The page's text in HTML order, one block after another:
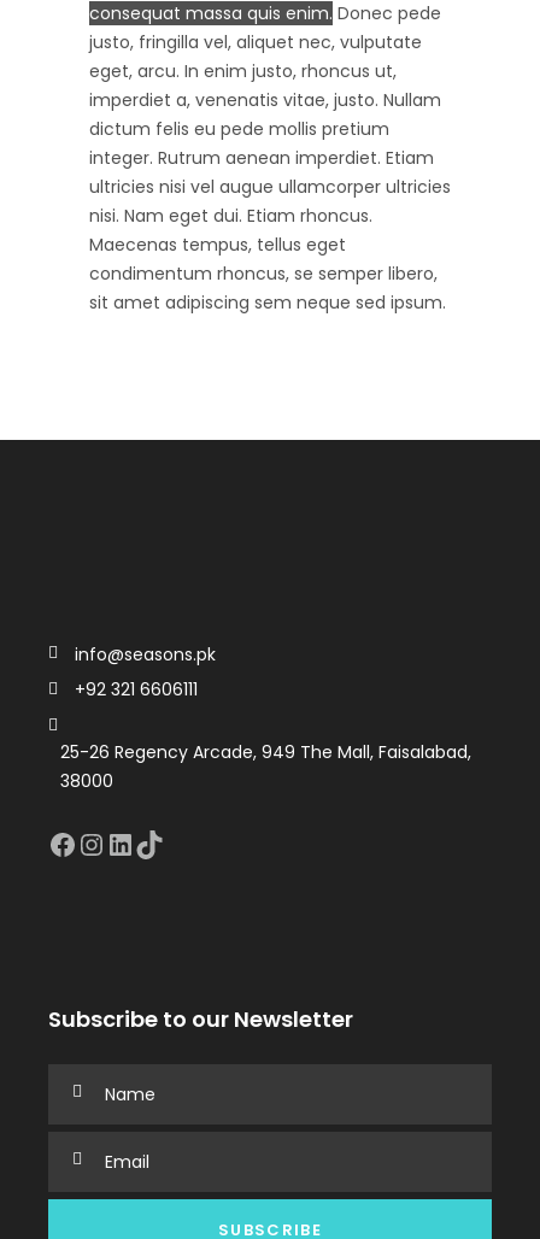
consequat massa quis enim. Donec pede
justo, fringilla vel, aliquet nec, vulputate
eget, arcu. In enim justo, rhoncus ut,
imperdiet a, venenatis vitae, justo. Nullam
dictum felis eu pede mollis pretium
integer. Rutrum aenean imperdiet. Etiam
ultricies nisi vel augue ullamcorper ultricies
nisi. Nam eget dui. Etiam rhoncus.
Maecenas tempus, tellus eget
condimentum rhoncus, se semper libero,
sit amet adipiscing sem neque sed ipsum.
info@seasons.pk
+92 321 6606111
25-26 Regency Arcade, 949 The Mall, Faisalabad,
38000
Facebook
Instagram
LinkedIn
TikTok
Subscribe to our Newsletter